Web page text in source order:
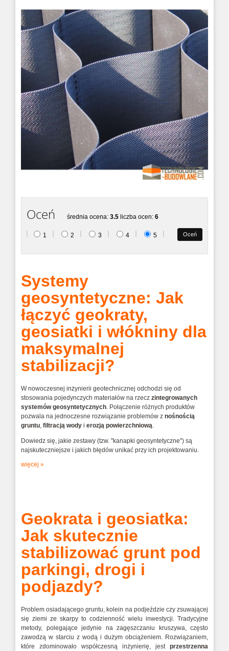
MAXROAD
MAXROAD to szybkowiążąca gotowa mieszanka
cementowa do napraw pos...
MAXLEVEL SUPER
MAXLEVEL SUPER to zaprawa
sampoziomująca do posadzek przemysłowyc...
MAXFLOOR MARINE
MAXFLOOR MARINE to zaprawa elastyczna na
podłoża metalowe i drewn...
MAXEPOX MORTER
Chemoutwardzalna żywica epoksydowa do
Oceń średnia ocena: 3.5 liczba ocen: 6
1 2 3 4 5
Systemy
geosyntetyczne: Jak
łączyć geokraty,
geosiatki i włókniny dla
maksymalnej
stabilizacji?
W nowoczesnej inżynierii geotechnicznej odchodzi się od
stosowania pojedynczych materiałów na rzecz zintegrowanych
systemów geosyntetycznych . Połączenie różnych produktów
pozwala na jednoczesne rozwiązanie problemów z nośnością
gruntu filtracją wody i erozją powierzchniową
Dowiedz się, jakie zestawy (tzw. "kanapki geosyntetyczne") są
najskuteczniejsze i jakich błędów unikać przy ich projektowaniu.
więcej »
Geokrata i geosiatka:
Jak skutecznie
stabilizować grunt pod
parkingi, drogi i
podjazdy?
Problem osiadającego gruntu, kolein na podjeździe czy zsuwającej
się ziemi ze skarpy to codzienność wielu inwestycji. Tradycyjne
metody, polegające jedynie na zagęszczaniu kruszywa, często
zawodzą w starciu z wodą i dużym obciążeniem. Rozwiązaniem,
które zdominowało współczesną inżynierię, jest przestrzenna